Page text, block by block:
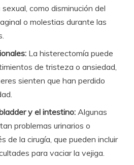
como disminución del
o molestias durante las
La histerectomía puede
de tristeza o ansiedad,
sienten que han perdido
y el intestino: Algunas
problemas urinarios o
de la cirugía, que pueden incluir
para vaciar la vejiga.